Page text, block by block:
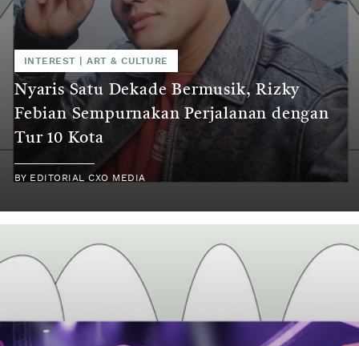
INTEREST |ART & CULTURE
Nyaris Satu Dekade Bermusik, Rizky
Febian Sempurnakan Perjalanan dengan
Tur 10 Kota
BY EDITORIAL CXO MEDIA